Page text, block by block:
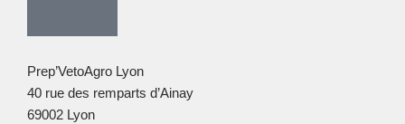
Prep’VetoAgro Lyon
40 rue des remparts d’Ainay
69002 Lyon